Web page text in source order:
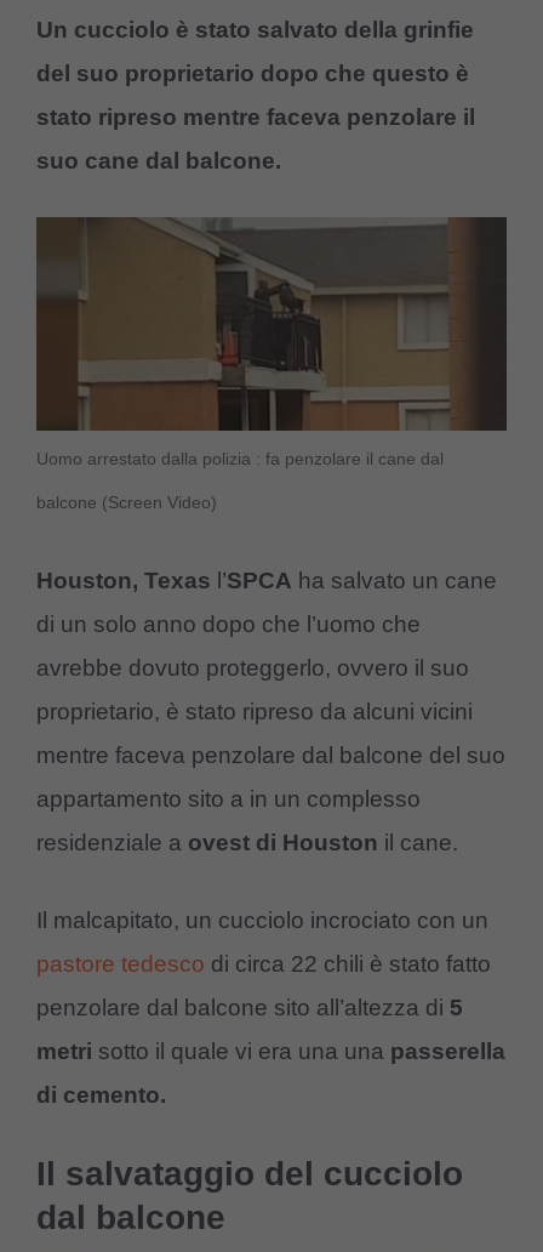
Un cucciolo è stato salvato della grinfie
del suo proprietario dopo che questo è
stato ripreso mentre faceva penzolare il
suo cane dal balcone.
Uomo arrestato dalla polizia : fa penzolare il cane dal
balcone (Screen Video)
Houston, Texas l’SPCA ha salvato un cane
di un solo anno dopo che l’uomo che
avrebbe dovuto proteggerlo, ovvero il suo
proprietario, è stato ripreso da alcuni vicini
mentre faceva penzolare dal balcone del suo
appartamento sito a in un complesso
residenziale a ovest di Houston il cane.
Il malcapitato, un cucciolo incrociato con un
pastore tedesco di circa 22 chili è stato fatto
penzolare dal balcone sito all’altezza di 5
metri sotto il quale vi era una una passerella
di cemento.
Il salvataggio del cucciolo
dal balcone